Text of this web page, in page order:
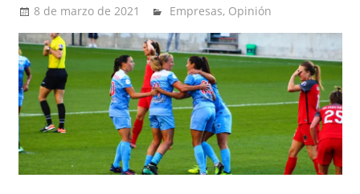
8 de marzo de 2021 Ernesto Herrera
Empresas, Opinión